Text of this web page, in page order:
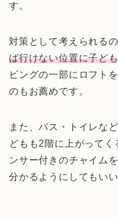
す。
対策として考えられる
ば行けない位置に子ど
ビングの一部にロフト
のもお薦めです。
また、バス・トイレな
どもも2階に上がって
ンサー付きのチャイム
分かるようにしてもいい